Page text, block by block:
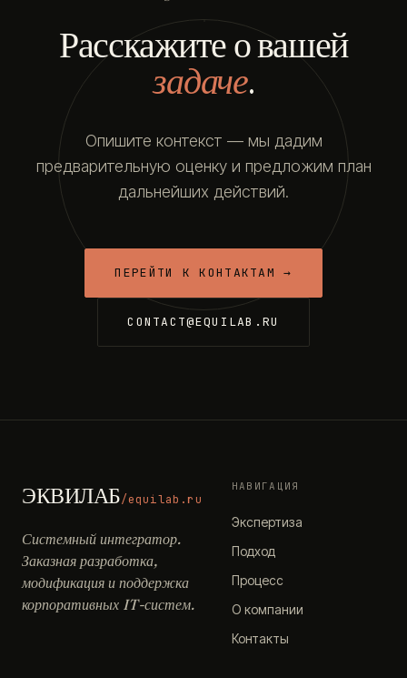
Расскажите о вашей
задаче.
Опишите контекст — мы дадим
предварительную оценку и предложим план
дальнейших действий.
ПЕРЕЙТИ К КОНТАКТАМ →
CONTACT@EQUILAB.RU
ЭКВИЛАБ/equilab.ru
Системный интегратор.
Заказная разработка,
модификация и поддержка
корпоративных IT-систем.
НАВИГАЦИЯ
Экспертиза
Подход
Процесс
О компании
Контакты